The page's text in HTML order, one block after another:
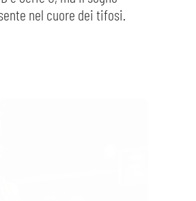
nel cuore dei tifosi.